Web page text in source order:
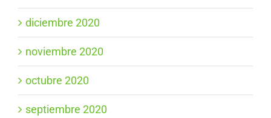
diciembre 2020
noviembre 2020
octubre 2020
septiembre 2020